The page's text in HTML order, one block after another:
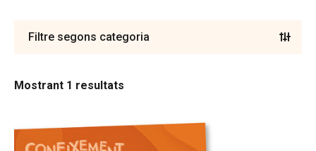
Filtre segons categoria
Mostrant 1 resultats